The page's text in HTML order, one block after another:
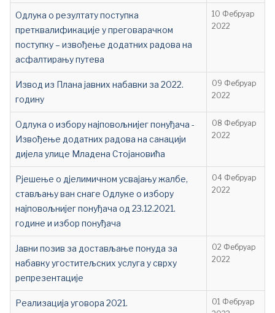
Одлука о резултату поступка
претквалификације у преговарачком
поступку – извођење додатних радова на
асфалтирању путева
10 Фебруар
2022
Извод из Плана јавних набавки за 2022.
годину
09 Фебруар
2022
Одлука о избору најповољнијег понуђача -
Извођење додатних радова на санацији
дијела улице Младена Стојановића
08 Фебруар
2022
Рјешење о дјелимичном усвајању жалбе,
стављању ван снаге Одлуке о избору
најповољнијег понуђача од 23.12.2021.
године и избор понуђача
04 Фебруар
2022
Јавни позив за достављање понуда за
набавку угоститељских услуга у сврху
репрезентације
02 Фебруар
2022
Реализација уговора 2021.
01 Фебруар